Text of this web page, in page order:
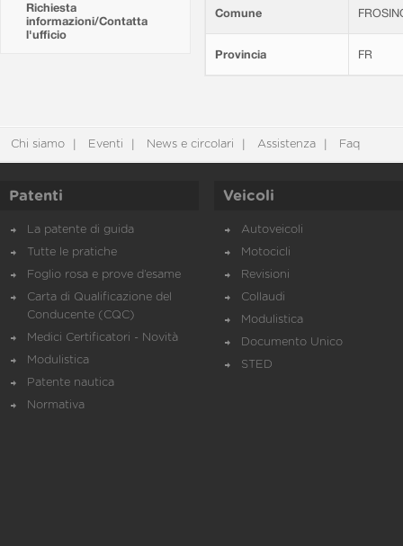
Richiesta
informazioni/Contatta
l'ufficio
Comune
Provincia FR
Chi siamo Eventi News e circolari Assistenza Faq
Patenti
La patente di guida
Tutte le pratiche
Foglio rosa e prove d’esame
Carta di Qualificazione del
Conducente (CQC)
Medici Certificatori - Novità
Modulistica
Patente nautica
Normativa
Veicoli
Autoveicoli
Motocicli
Revisioni
Collaudi
Modulistica
Documento Unico
STED